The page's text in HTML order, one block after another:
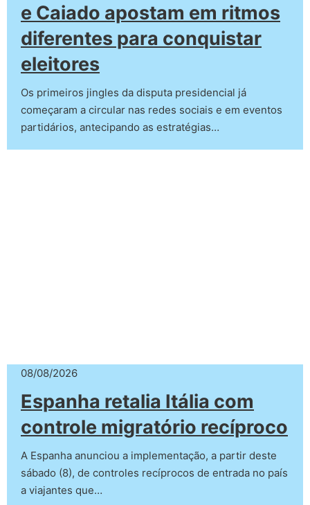
e Caiado apostam em ritmos
diferentes para conquistar
eleitores
Os primeiros jingles da disputa presidencial já
começaram a circular nas redes sociais e em eventos
partidários, antecipando as estratégias…
08/08/2026
Espanha retalia Itália com
controle migratório recíproco
A Espanha anunciou a implementação, a partir deste
sábado (8), de controles recíprocos de entrada no país
a viajantes que…